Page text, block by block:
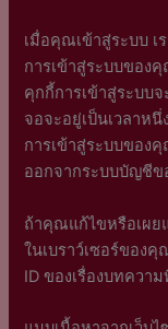
เมื่อคุณเข้าสู่ระบบ
การเข้าสู่ระบบของ
คุกกี้การเข้าสู่ระบบ
จอจะอยู่เป็นเวลาห
การเข้าสู่ระบบของ
ออกจากระบบบัญชีข
ถ้าคุณแก้ไขหรือเผย
ในเบราว์เซอร์ของ
ID ของเรื่องบทควา